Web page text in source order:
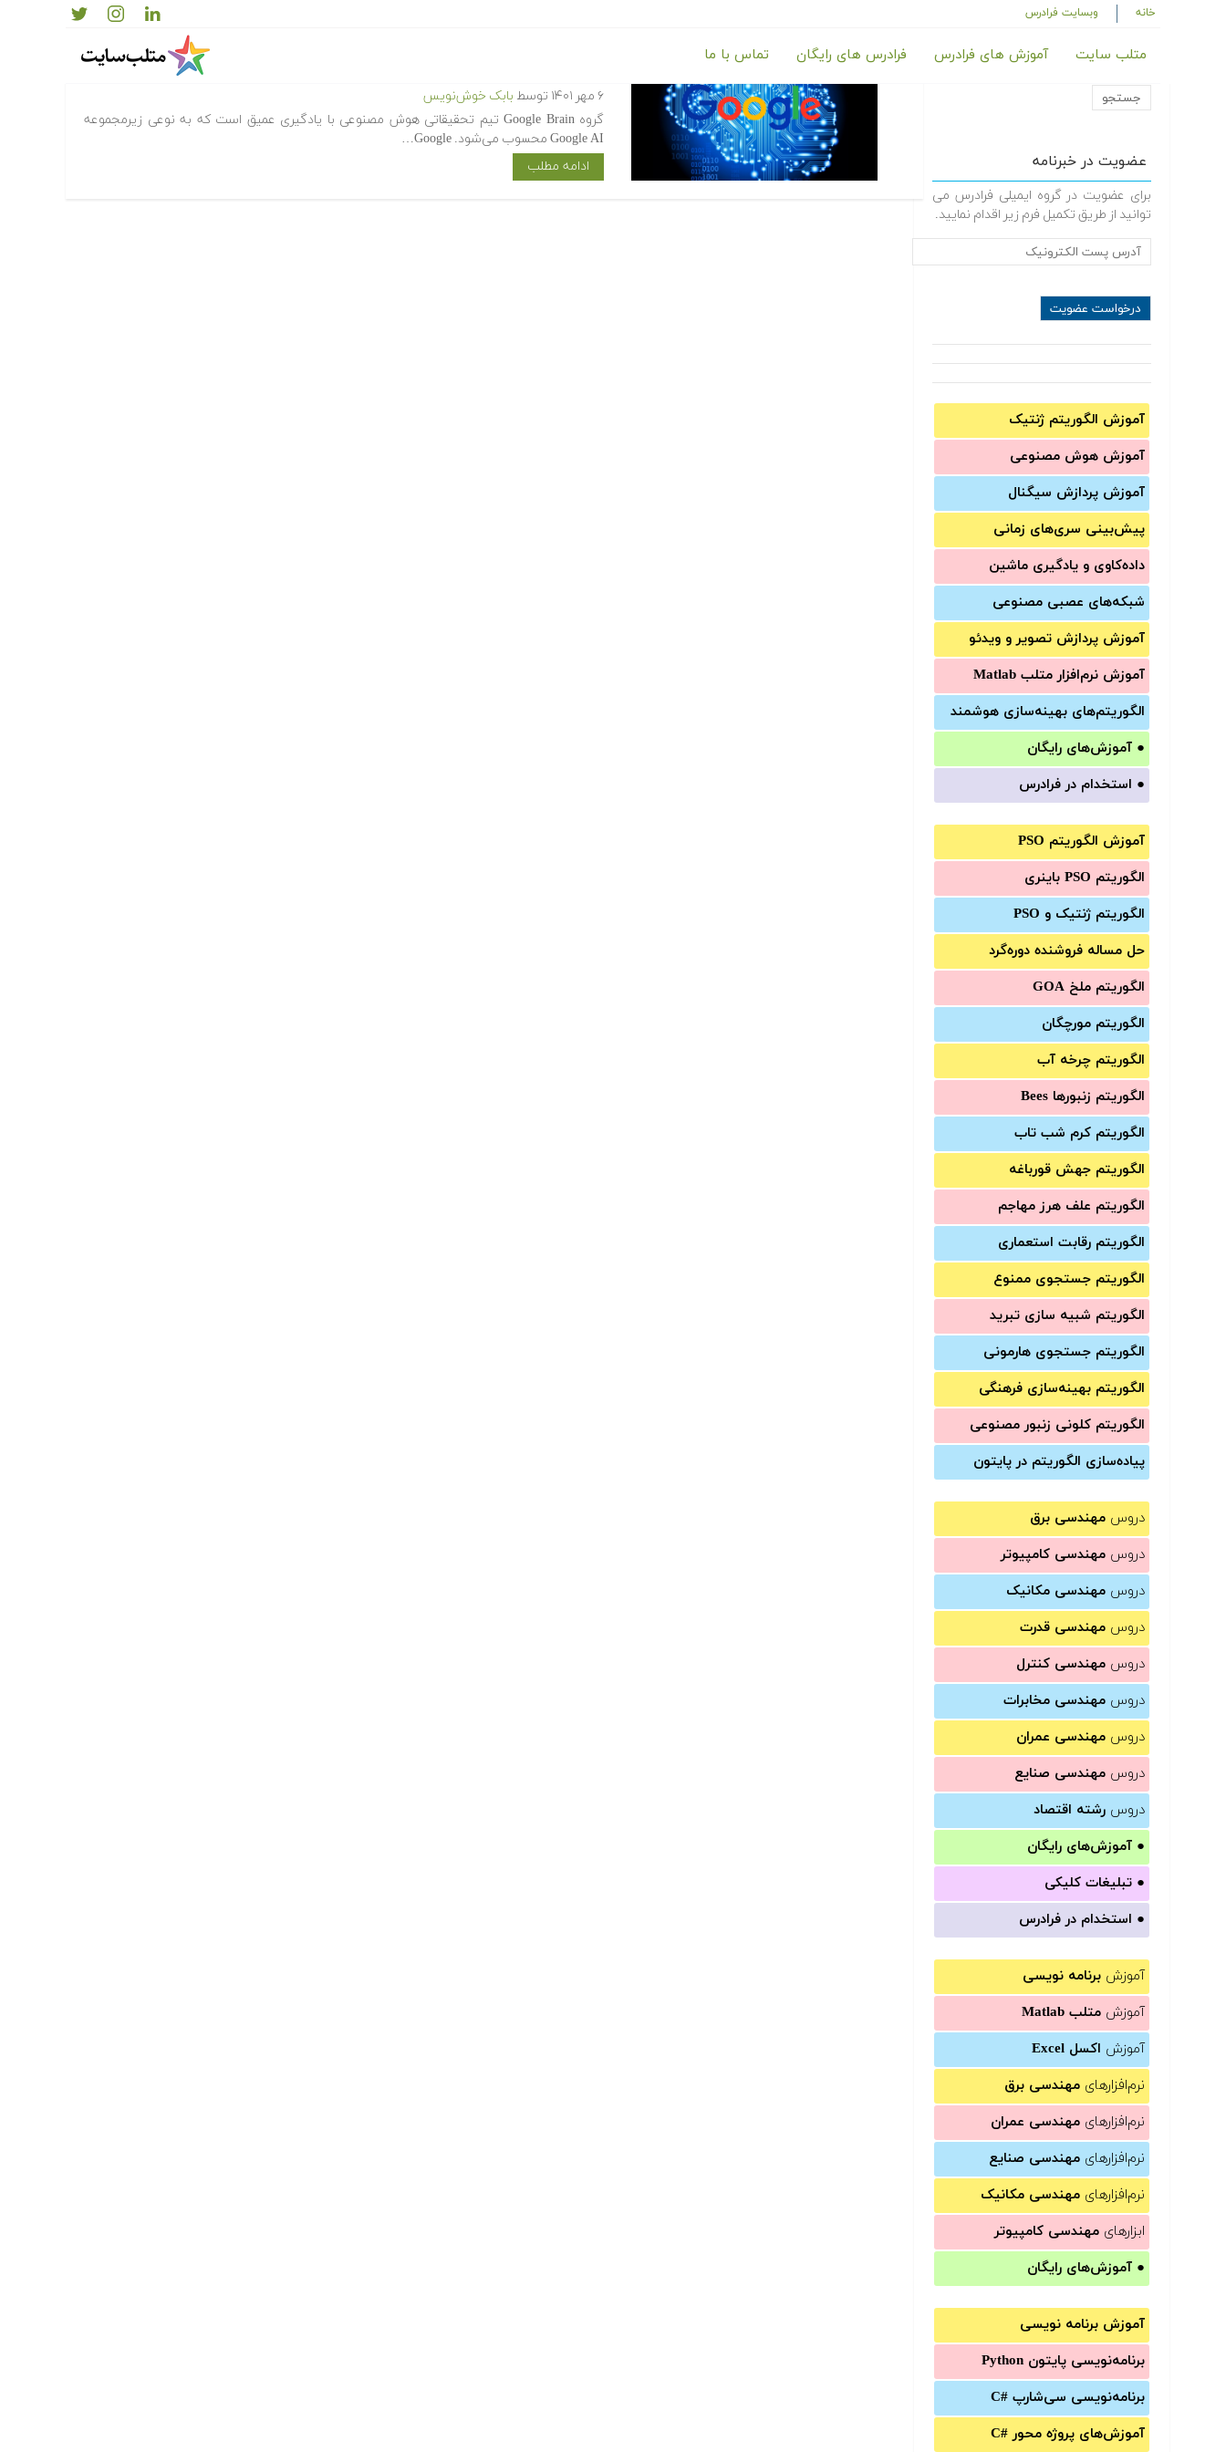
خانه وبسایت فرادرس
متلب سایت آموزش های فرادرس فرادرس های رایگان تماس با ما
عضویت در خبرنامه
برای عضویت در گروه ایمیلی فرادرس می
توانید از طریق تکمیل فرم زیر اقدام نمایید.
آموزش الگوریتم ژنتیک
آموزش‌ هوش مصنوعی
آموزش‌ پردازش سیگنال
پیش‌‌بینی سری‌‌های زمانی
داده‌کاوی و یادگیری ماشین
شبکه‌های عصبی مصنوعی
آموزش‌ پردازش تصویر و ویدئو
آموزش‌ نرم‌افزار متلب Matlab
الگوریتم‌های بهینه‌سازی هوشمند
● آموزش‌های رایگان
● استخدام در فرادرس
آموزش الگوریتم PSO
الگوریتم PSO باینری
الگوریتم ژنتیک و PSO
حل مساله فروشنده دوره‌گرد
الگوریتم ملخ GOA
الگوریتم مورچگان
الگوریتم چرخه آب
الگوریتم زنبورها Bees
الگوریتم کرم شب تاب
الگوریتم جهش قورباغه
الگوریتم علف هرز مهاجم
الگوریتم رقابت استعماری
الگوریتم جستجوی ممنوع
الگوریتم شبیه سازی تبرید
الگوریتم جستجوی هارمونی
الگوریتم بهینه‌سازی فرهنگی
الگوریتم کلونی زنبور مصنوعی
پیاده‌سازی الگوریتم در پایتون
دروس مهندسی برق
دروس مهندسی کامپیوتر
دروس مهندسی مکانیک
دروس مهندسی قدرت
دروس مهندسی کنترل
دروس مهندسی مخابرات
دروس مهندسی عمران
دروس مهندسی صنایع
دروس رشته اقتصاد
● آموزش‌های رایگان
● تبلیغات کلیکی
● استخدام در فرادرس
آموزش برنامه نویسی
آموزش متلب Matlab
آموزش اکسل Excel
نرم‌افزارهای مهندسی برق
نرم‌افزارهای مهندسی عمران
نرم‌افزارهای مهندسی صنایع
نرم‌افزارهای مهندسی مکانیک
ابزارهای مهندسی کامپیوتر
● آموزش‌های رایگان
آموزش برنامه نویسی
برنامه‌نویسی پایتون Python
برنامه‌‌نویسی سی‌شارپ C#‎
آموزش‌های پروژه محور #C
۶ مهر ۱۴۰۱ توسط بابک خوش‌نویس
گروه Google Brain تیم تحقیقاتی هوش مصنوعی با یادگیری عمیق است که به نوعی زیرمجموعه
Google AI محسوب می‌شود. Google…
ادامه مطلب